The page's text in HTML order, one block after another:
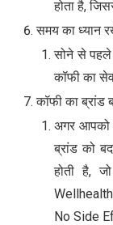
होता है,
समय का ध्यान
सोने से
कॉफी का
कॉफी का ब्रांड
अगर आपको
ब्रांड को
होती है,
No Side